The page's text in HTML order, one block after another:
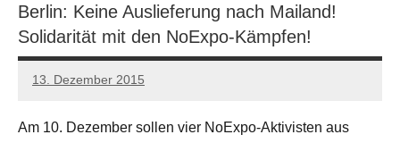
Berlin: Keine Auslieferung nach Mailand!
Solidarität mit den NoExpo-Kämpfen!
13. Dezember 2015
admin
Am 10. Dezember sollen vier NoExpo-Aktivisten aus